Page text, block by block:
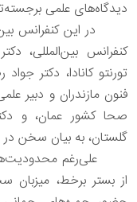
دیدگاه‌های علمی
در این کنفرانس
کنفرانس بین‌المللی،
تورنتو کانادا، دکتر
فنون مازندران و دبیر
صحا کشور عمان، و
گلستان، به بیان سخن در
علی‌رغم محدودیت‌های
از بستر برخط، میزبان